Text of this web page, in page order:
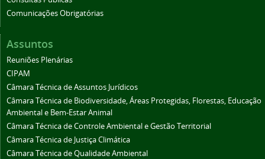
Comunicações Obrigatórias
Assuntos
Reuniões Plenárias
CIPAM
Câmara Técnica de Assuntos Jurídicos
Câmara Técnica de Biodiversidade, Áreas Protegidas, Florestas, Educação
Ambiental e Bem-Estar Animal
Câmara Técnica de Controle Ambiental e Gestão Territorial
Câmara Técnica de Justiça Climática
Câmara Técnica de Qualidade Ambiental